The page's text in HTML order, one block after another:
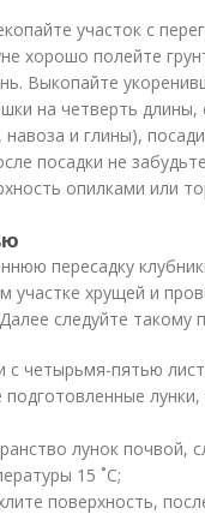
участок с
хорошо полейте
Выкопайте
на четверть длины,
и глины),
посадки не
опилками или
пересадку
участке хрущей и
следуйте такому
с четырьмя-пятью
лунок почвой,
15 ˚C;
поверхность,